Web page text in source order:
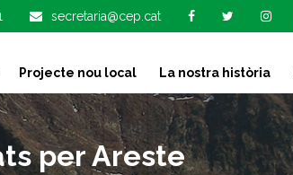
secretaria@cep.cat
Projecte nou local La nostra història
per Areste